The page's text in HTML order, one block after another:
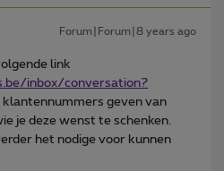
Forum|Forum|8 years ago
link
inbox/conversation?
klantennummers geven van
je deze wenst te schenken.
het nodige voor kunnen